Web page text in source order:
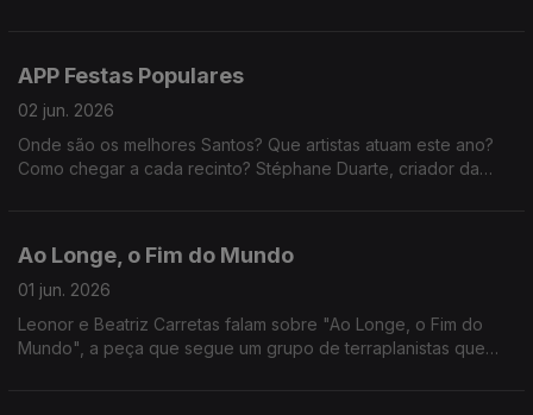
APP Festas Populares
02 jun. 2026
Onde são os melhores Santos? Que artistas atuam este ano?
Como chegar a cada recinto? Stéphane Duarte, criador da
Ao Longe, o Fim do Mundo
01 jun. 2026
Leonor e Beatriz Carretas falam sobre "Ao Longe, o Fim do
Mundo", a peça que segue um grupo de terraplanistas que